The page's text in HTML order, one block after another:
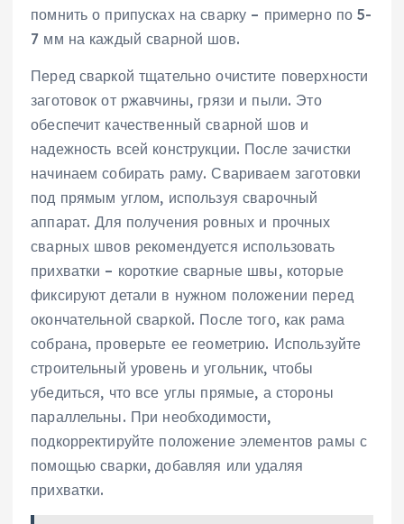
помнить о припусках на сварку – примерно по 5-
7 мм на каждый сварной шов.
Перед сваркой тщательно очистите поверхности
заготовок от ржавчины, грязи и пыли. Это
обеспечит качественный сварной шов и
надежность всей конструкции. После зачистки
начинаем собирать раму. Свариваем заготовки
под прямым углом, используя сварочный
аппарат. Для получения ровных и прочных
сварных швов рекомендуется использовать
прихватки – короткие сварные швы, которые
фиксируют детали в нужном положении перед
окончательной сваркой. После того, как рама
собрана, проверьте ее геометрию. Используйте
строительный уровень и угольник, чтобы
убедиться, что все углы прямые, а стороны
параллельны. При необходимости,
подкорректируйте положение элементов рамы с
помощью сварки, добавляя или удаляя
прихватки.